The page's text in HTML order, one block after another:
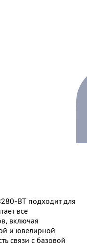
BT подходит для
все
включая
и ювелирной
связи с базовой